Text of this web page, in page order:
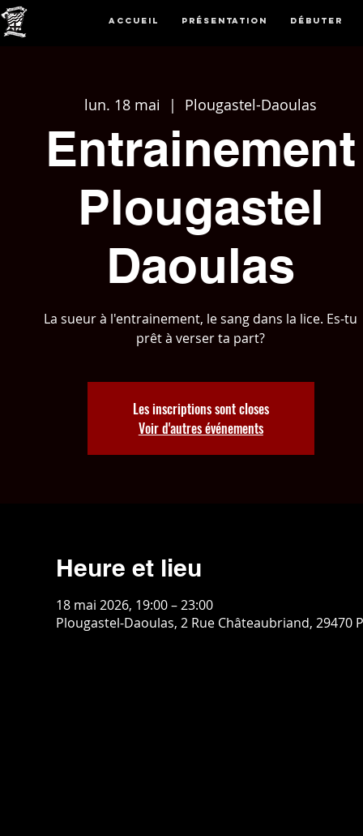
Accueil Présentation Débuter
lun. 18 mai
  |
Plougastel-Daoulas
Entrainement
Plougastel
Daoulas
La sueur à l'entrainement, le sang dans la lice. Es-tu
prêt à verser ta part?
Les inscriptions sont closes
Voir d'autres événements
Heure et lieu
18 mai 2026, 19:00 – 23:00
Plougastel-Daoulas, 2 Rue Châteaubriand, 29470